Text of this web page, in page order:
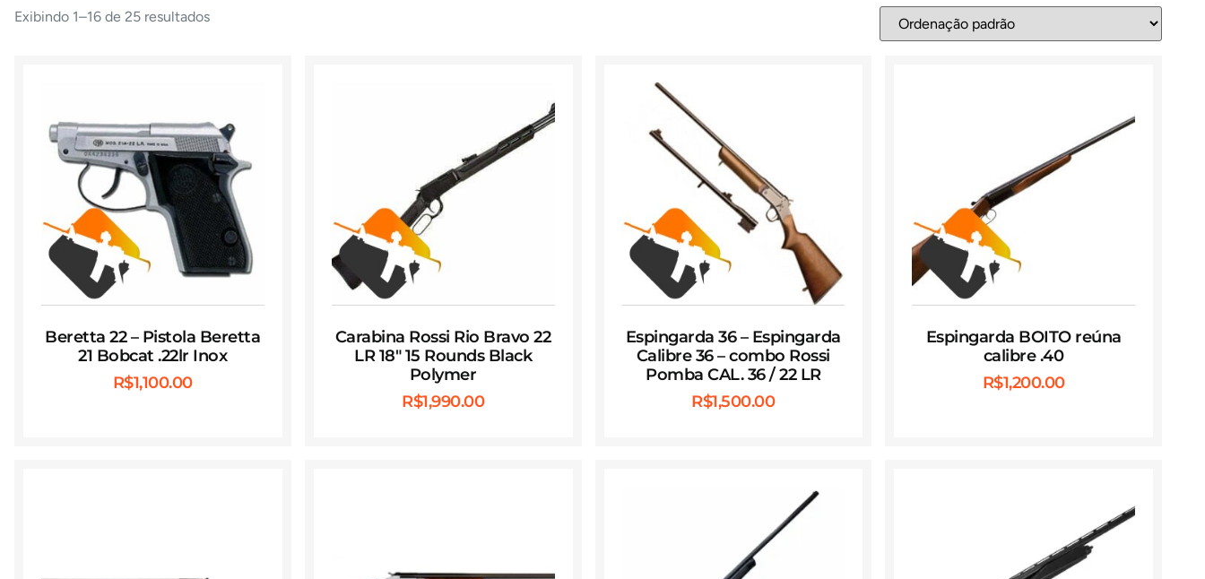
Exibindo 1–16 de 25 resultados
Beretta 22 – Pistola Beretta
21 Bobcat .22lr Inox
R$1,100.00
Carabina Rossi Rio Bravo 22
LR 18″ 15 Rounds Black
Polymer
R$1,990.00
Espingarda 36 – Espingarda
Calibre 36 – combo Rossi
Pomba CAL. 36 / 22 LR
R$1,500.00
Espingarda BOITO reúna
calibre .40
R$1,200.00